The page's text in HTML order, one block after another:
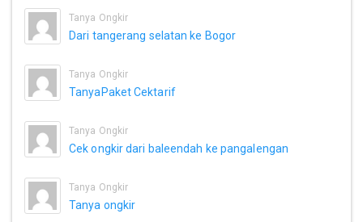
Tanya Ongkir
Dari tangerang selatan ke Bogor
Tanya Ongkir
TanyaPaket Cektarif
Tanya Ongkir
Cek ongkir dari baleendah ke pangalengan
Tanya Ongkir
Tanya ongkir